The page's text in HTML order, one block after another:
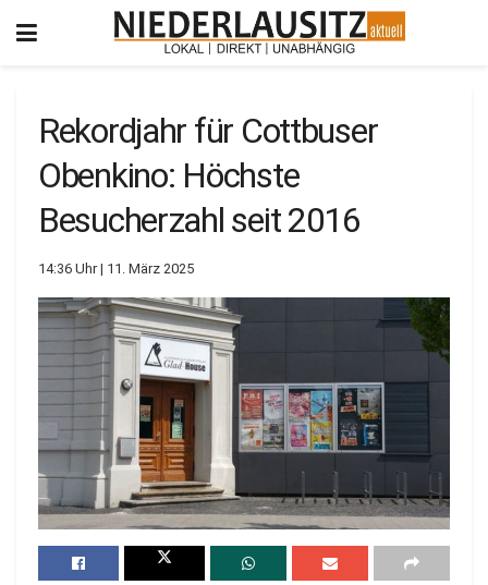
Rekordjahr für Cottbuser
Obenkino: Höchste
Besucherzahl seit 2016
14:36 Uhr | 11. März 2025